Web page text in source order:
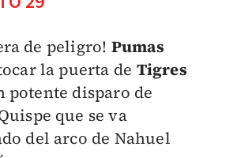
de peligro! Pumas
la puerta de Tigres
potente disparo de
que se va
del arco de Nahuel